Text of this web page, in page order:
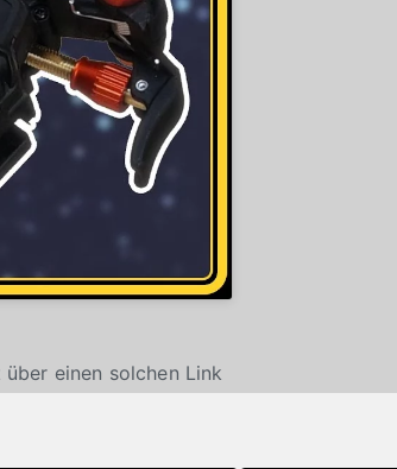
einen solchen Link